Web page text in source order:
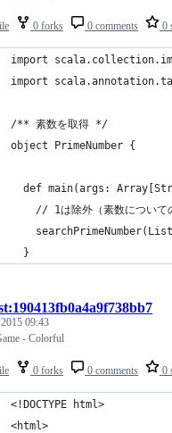
0 forks 0 comments 0
import
import
/** 素数を取得 */
object PrimeNumber {
def main(args:
// 1は除外（素数について
  }
0 forks 0 comments 0
09:43
- Colorful
<!DOCTYPE html>
<html>